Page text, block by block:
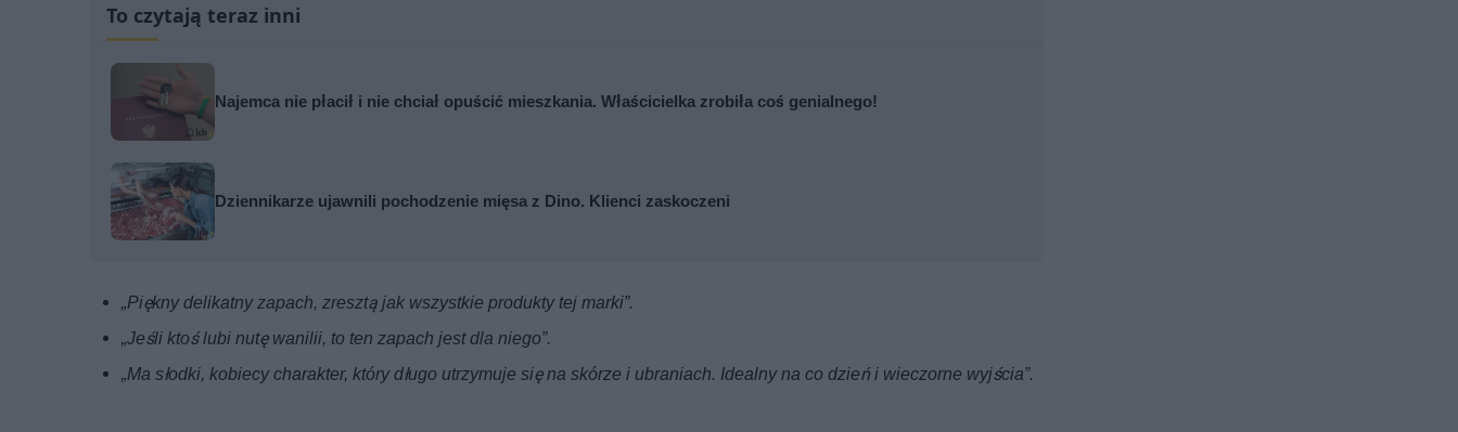
To czytają teraz inni
Najemca nie płacił i nie chciał opuścić mieszkania. Właścicielka zrobiła coś genialnego!
Dziennikarze ujawnili pochodzenie mięsa z Dino. Klienci zaskoczeni
„Piękny delikatny zapach, zresztą jak wszystkie produkty tej marki”.
„Jeśli ktoś lubi nutę wanilii, to ten zapach jest dla niego”.
„Ma słodki, kobiecy charakter, który długo utrzymuje się na skórze i ubraniach. Idealny na co dzień i wieczorne wyjścia”.